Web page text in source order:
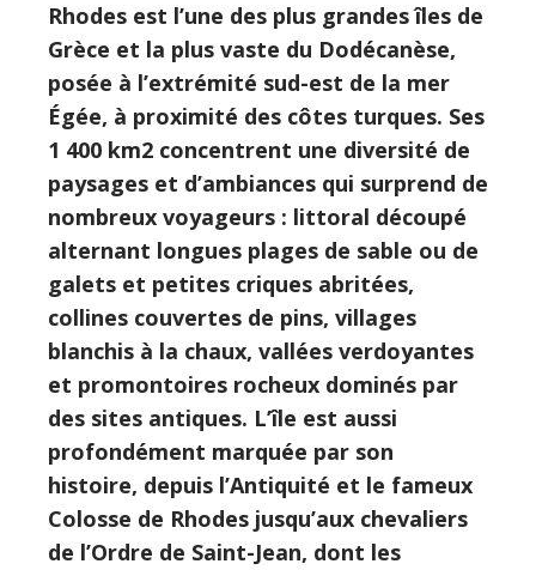
Rhodes est l’une des plus grandes îles de
Grèce et la plus vaste du Dodécanèse,
posée à l’extrémité sud-est de la mer
Égée, à proximité des côtes turques. Ses
1 400 km2 concentrent une diversité de
paysages et d’ambiances qui surprend de
nombreux voyageurs : littoral découpé
alternant longues plages de sable ou de
galets et petites criques abritées,
collines couvertes de pins, villages
blanchis à la chaux, vallées verdoyantes
et promontoires rocheux dominés par
des sites antiques. L’île est aussi
profondément marquée par son
histoire, depuis l’Antiquité et le fameux
Colosse de Rhodes jusqu’aux chevaliers
de l’Ordre de Saint-Jean, dont les